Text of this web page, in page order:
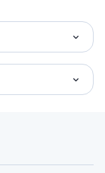
83 грн.